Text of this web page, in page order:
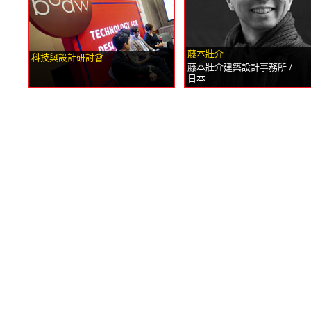
科技與設計研討會
藤本壯介
藤本壯介建築設計事務所 /
日本